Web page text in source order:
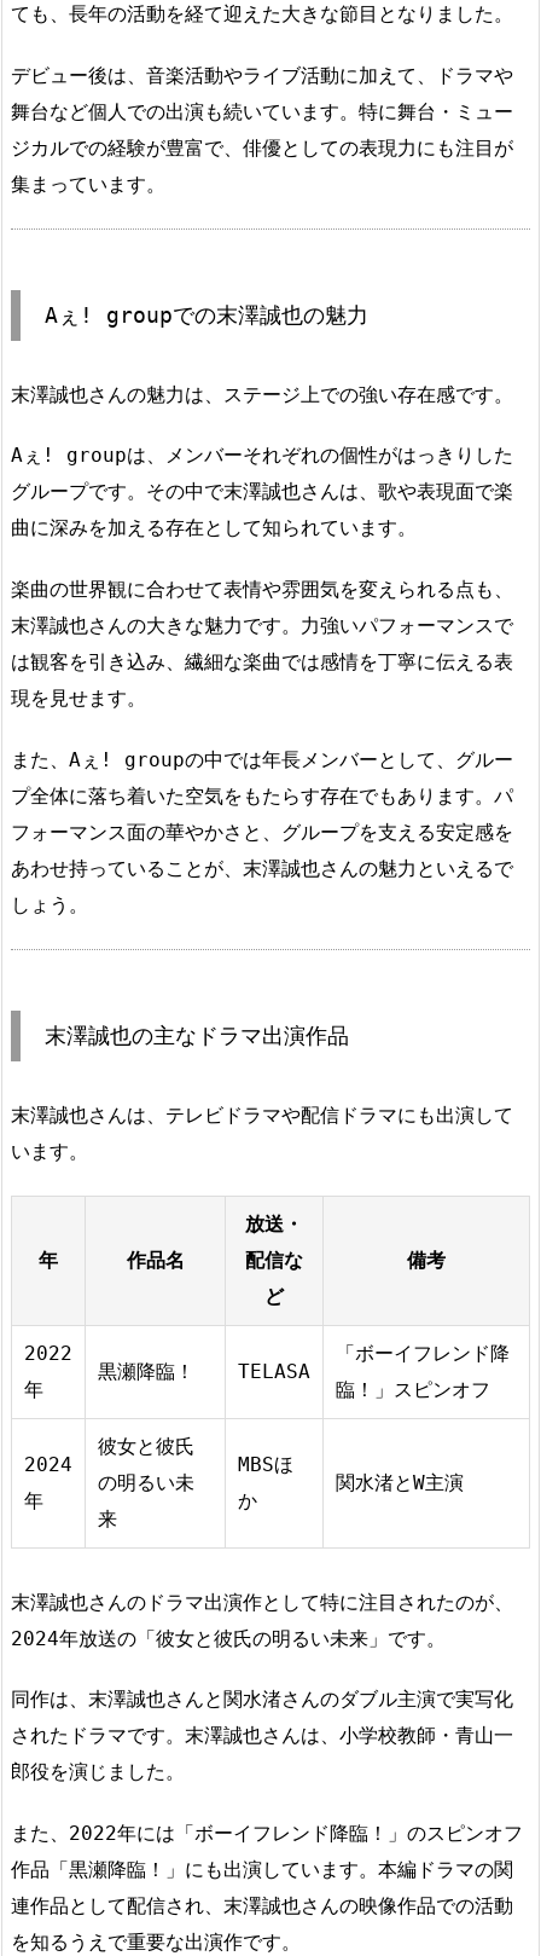
ても、長年の活動を経て迎えた大きな節目となりました。
デビュー後は、音楽活動やライブ活動に加えて、ドラマや
舞台など個人での出演も続いています。特に舞台・ミュー
ジカルでの経験が豊富で、俳優としての表現力にも注目が
集まっています。
Aぇ! groupでの末澤誠也の魅力
末澤誠也さんの魅力は、ステージ上での強い存在感です。
Aぇ! groupは、メンバーそれぞれの個性がはっきりした
グループです。その中で末澤誠也さんは、歌や表現面で楽
曲に深みを加える存在として知られています。
楽曲の世界観に合わせて表情や雰囲気を変えられる点も、
末澤誠也さんの大きな魅力です。力強いパフォーマンスで
は観客を引き込み、繊細な楽曲では感情を丁寧に伝える表
現を見せます。
また、Aぇ! groupの中では年長メンバーとして、グルー
プ全体に落ち着いた空気をもたらす存在でもあります。パ
フォーマンス面の華やかさと、グループを支える安定感を
あわせ持っていることが、末澤誠也さんの魅力といえるで
しょう。
末澤誠也の主なドラマ出演作品
末澤誠也さんは、テレビドラマや配信ドラマにも出演して
います。
年 作品名
放送・
配信な
ど
備考
2022
年
黒瀬降臨！ TELASA
「ボーイフレンド降
臨！」スピンオフ
2024
年
彼女と彼氏
の明るい未
来
MBSほ
か
関水渚とW主演
末澤誠也さんのドラマ出演作として特に注目されたのが、
2024年放送の「彼女と彼氏の明るい未来」です。
同作は、末澤誠也さんと関水渚さんのダブル主演で実写化
されたドラマです。末澤誠也さんは、小学校教師・青山一
郎役を演じました。
また、2022年には「ボーイフレンド降臨！」のスピンオフ
作品「黒瀬降臨！」にも出演しています。本編ドラマの関
連作品として配信され、末澤誠也さんの映像作品での活動
を知るうえで重要な出演作です。